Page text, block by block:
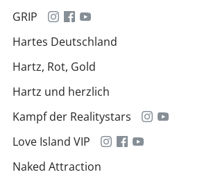
GRIP
Hartes Deutschland
Hartz, Rot, Gold
Hartz und herzlich
Kampf der Realitystars
Love Island VIP
Naked Attraction